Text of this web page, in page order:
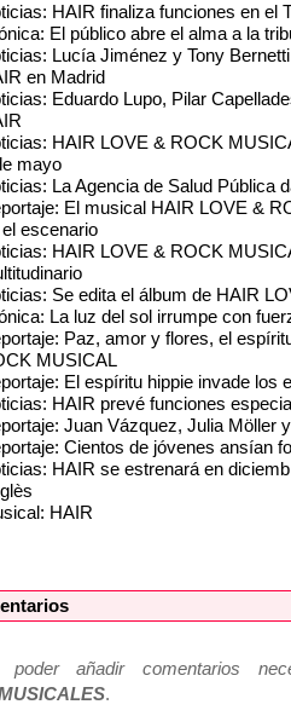
HAIR finaliza funciones en el
El público abre el alma a la
Lucía Jiménez y Tony
en Madrid
Eduardo Lupo, Pilar
HAIR LOVE & ROCK
mayo
La Agencia de Salud Pública
El musical HAIR LOVE &
escenario
HAIR LOVE & ROCK
Se edita el álbum de HAIR
La luz del sol irrumpe con
Paz, amor y flores, el
MUSICAL
El espíritu hippie invade los
HAIR prevé funciones
Juan Vázquez, Julia Möller
Cientos de jóvenes ansían
HAIR se estrenará en
HAIR
poder añadir comentarios
.